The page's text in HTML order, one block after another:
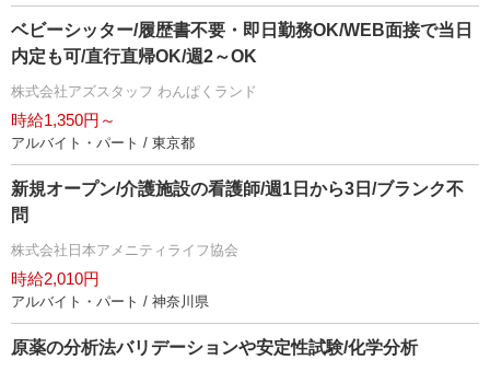
ベビーシッター/履歴書不要・即日勤務OK/WEB面接で当日
内定も可/直行直帰OK/週2～OK
株式会社アズスタッフ わんぱくランド
時給1,350円～
アルバイト・パート / 東京都
新規オープン/介護施設の看護師/週1日から3日/ブランク不
問
株式会社日本アメニティライフ協会
時給2,010円
アルバイト・パート / 神奈川県
原薬の分析法バリデーションや安定性試験/化学分析